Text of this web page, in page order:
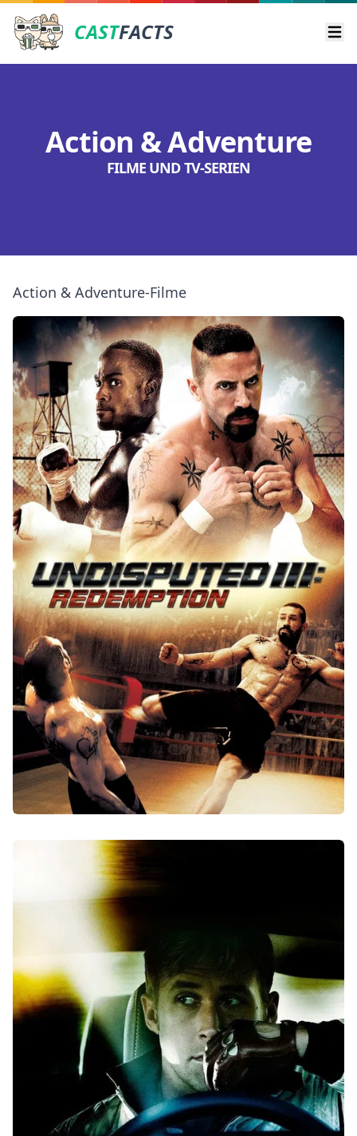
CASTFACTS
Action & Adventure
FILME UND TV-SERIEN
Action & Adventure-Filme